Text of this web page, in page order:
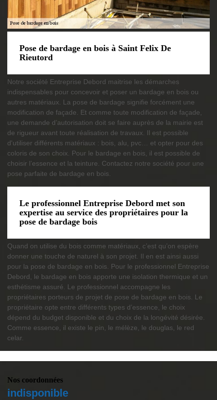
Pose de bardage en bois à Saint Felix De
Rieutord
Notre société Entreprise Debord maitrise les démarches
indispensables pour concevoir et poser un bardage en bois ou
autres matériaux. La pose de bardage signifie forcément une
modification de façade. Et comme toute modification de façade,
une demande d’autorisation doit se faire auprès de la mairie est
de rigueur avant toute réalisation de travaux. Il est possible
d'utiliser différents matériaux : bois, alu, pvc… et opter pour des
coloris de son choix. Pour le bardage en bois, il est possible de
choisir l’essence et la teinture. Contactez notre société pour une
pose parfaite de bardage en bois.
Le professionnel Entreprise Debord met son
expertise au service des propriétaires pour la
pose de bardage bois
Quand on utilise du bois comme matériaux, c’est qu’on espère
donner une touche de naturel à son projet. Il en est ainsi aussi
pour la pose de bardage en bois. Pour le professionnel Entreprise
Debord, le bardage en bois apporte une isolation thermique et un
esthétisme assuré. Le professionnel accompagne les
propriétaires porteurs de projet de pose de bardage en bois. Le
propriétaire opte entre différents types d’essence, le choix
dépend du budget disponible et du choix de la longévité désirée.
Comme essence, il existe le pin, le mélèze, le douglas, le red
celar.
Nos coordonnées
indisponible